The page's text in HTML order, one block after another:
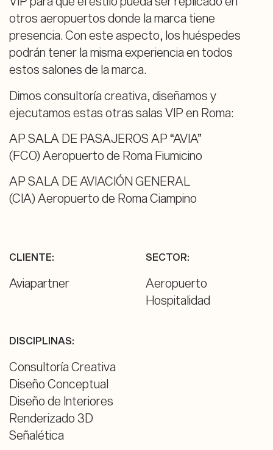
otros aeropuertos donde la marca tiene
presencia. Con este aspecto, los huéspedes
podrán tener la misma experiencia en todos
estos salones de la marca.
Dimos consultoría creativa, diseñamos y
ejecutamos estas otras salas VIP en Roma:
AP SALA DE PASAJEROS AP “AVIA”
(FCO) Aeropuerto de Roma Fiumicino
AP SALA DE AVIACIÓN GENERAL
(CIA) Aeropuerto de Roma Ciampino
CLIENTE:
Aviapartner
SECTOR:
Aeropuerto
Hospitalidad
DISCIPLINAS:
Consultoría Creativa
Diseño Conceptual
Diseño de Interiores
Renderizado 3D
Señalética